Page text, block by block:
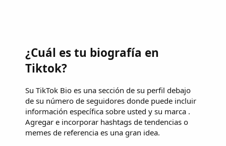
¿Cuál es tu biografía en
Tiktok?
Su TikTok Bio es una sección de su perfil debajo
de su número de seguidores donde puede incluir
información específica sobre usted y su marca .
Agregar e incorporar hashtags de tendencias o
memes de referencia es una gran idea.